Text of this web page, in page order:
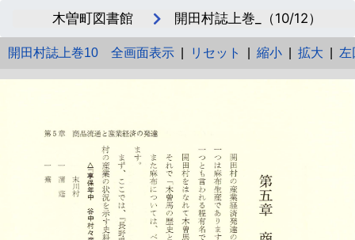
木曽町図書館 開田村誌上巻_（10/12）